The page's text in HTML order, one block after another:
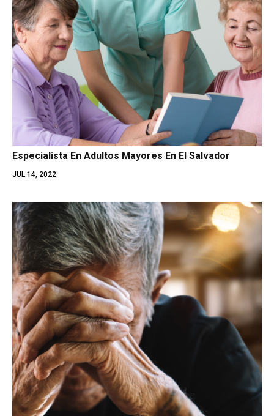
Especialista En Adultos Mayores En El Salvador
JUL 14, 2022